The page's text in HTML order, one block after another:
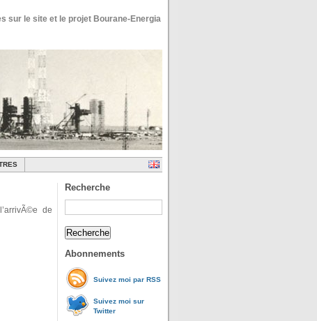
sur le site et le projet Bourane-Energia
Recherche
Abonnements
Suivez moi par RSS
Suivez moi sur
Twitter
de